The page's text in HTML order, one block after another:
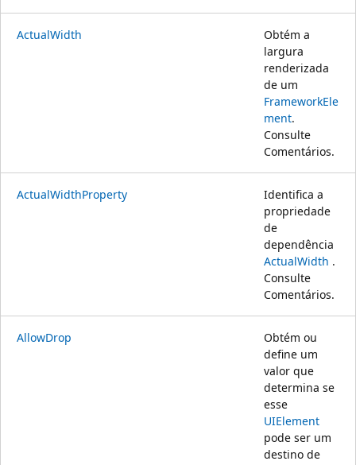
ActualWidth
Obtém a
largura
renderizada
de um
FrameworkEle
ment.
Consulte
Comentários.
ActualWidthProperty
Identifica a
propriedade
de
dependência
ActualWidth .
Consulte
Comentários.
AllowDrop
Obtém ou
define um
valor que
determina se
esse
UIElement
pode ser um
destino de